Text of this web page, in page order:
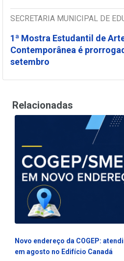
SECRETARIA MUNICIPAL DE
1ª Mostra Estudantil de
Contemporânea é
setembro
Relacionadas
Novo endereço da COGEP:
em agosto no Edifício Canadá